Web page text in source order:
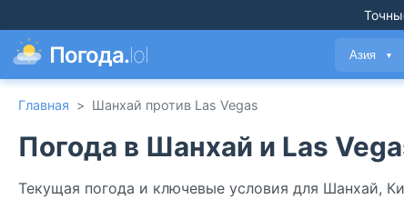
Погода.lol Азия ▼
Главная > Шанхай против Las Vegas
Погода в Шанхай и Las
Текущая погода и ключевые условия для Шанхай,